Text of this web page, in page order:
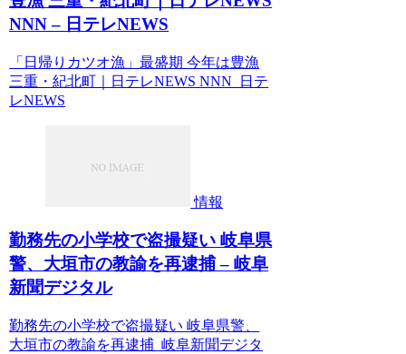
NNN – 日テレNEWS
「日帰りカツオ漁」最盛期 今年は豊漁
三重・紀北町｜日テレNEWS NNN 日テ
レNEWS
情報
勤務先の小学校で盗撮疑い 岐阜県
警、大垣市の教諭を再逮捕 – 岐阜
新聞デジタル
勤務先の小学校で盗撮疑い 岐阜県警、
大垣市の教諭を再逮捕 岐阜新聞デジタ